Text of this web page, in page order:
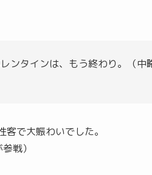
ンタインは、もう終わり。（中
で大賑わいでした。
戦）